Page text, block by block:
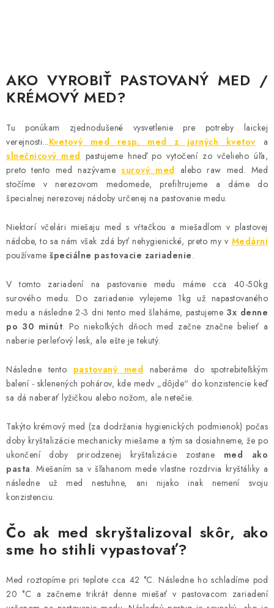
AKO VYROBIŤ PASTOVANÝ MED /
KRÉMOVÝ MED?
Tu ponúkam zjednodušené vysvetlenie pre potreby laickej
verejnosti...Kvetový med resp. med z jarných kvetov a
slnečnicový med pastujeme hneď po vytočení zo včelieho úľa,
preto tento med nazývamesurový med alebo raw med. Med
stočíme v nerezovom medomede, prefiltrujeme a dáme do
špecialnej nerezovej nádoby určenej na pastovanie medu.
Niektorí včelári miešaju med s vŕtačkou a miešadlom v plastovej
nádobe, to sa nám však zdá byť nehygienické, preto my v Medárni
používame špeciálne pastovacie zariadenie.
V tomto zariadení na pastovanie medu máme cca 40-50kg
surového medu. Do zariadenie vylejeme 1kg už napastovaného
medu a následne 2-3 dni tento med šlaháme, pastujeme 3x denne
po 30 minút. Po niekoľkých dňoch med začne značne belieť a
naberie perleťový lesk, ale ešte je tekutý.
Následne tento pastovaný med naberáme do spotrebiteľským
balení - sklenených pohárov, kde medv „dôjde“ do konzistencie keď
sa dá naberať lyžičkou alebo nožom, ale netečie.
Takýto krémový med (za dodržania hygienických podmienok) počas
doby kryštalizácie mechanicky miešame a tým sa dosiahneme, že po
ukončení doby prirodzenej kryštalizácie zostane med ako
pasta. Miešaním sa v šľahanom mede vlastne rozdrvia kryštáliky a
následne už med nestuhne, ani nijako inak nemení svoju
konzistenciu.
Čo ak med skryštalizoval skôr, ako
sme ho stihli vypastovať?
Med roztopíme pri teplote cca 42 °C. Následne ho schladíme pod
20 °C a začneme trikrát denne miešať v pastovacom zariadení